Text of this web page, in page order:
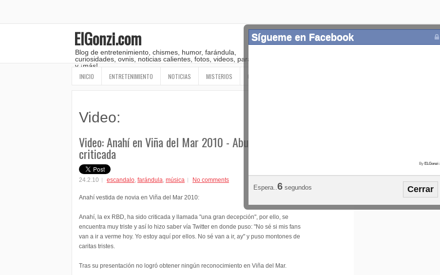
ElGonzi.com
Blog de entretenimiento, chismes, humor, farándula,
curiosidades, ovnis, noticias calientes, fotos, videos, paranormal
y ¡más!
INICIO ENTRETENIMIENTO NOTICIAS MISTERIOS OTROS
Video:
Video: Anahí en Viña del Mar 2010 - Abucheada y
criticada
24.2.10 escandalo, farándula, música No comments
Anahí vestida de novia en Viña del Mar 2010:
Anahí, la ex RBD, ha sido criticada y llamada "una gran decepción", por ello, se
encuentra muy triste y así lo hizo saber vía Twitter en donde puso: "No sé si mis fans
van a ir a verme hoy. Yo estoy aquí por ellos. No sé van a ir, ay" y puso montones de
caritas tristes.
Tras su presentación no logró obtener ningún reconocimiento en Viña del Mar.
Sígueme en Facebook
By ELGonzi /
Espera..2 segundos Cerrar